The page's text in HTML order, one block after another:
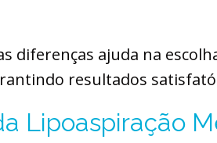
diferenças ajuda na
resultados
Lipoaspiração